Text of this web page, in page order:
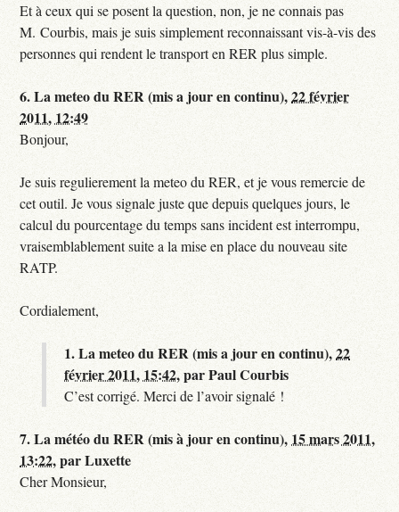
Et à ceux qui se posent la question, non, je ne connais pas
M. Courbis, mais je suis simplement reconnaissant vis-à-vis des
personnes qui rendent le transport en RER plus simple.
6.La meteo du RER (mis a jour en continu),22 février
2011, 12:49
Bonjour,
Je suis regulierement la meteo du RER, et je vous remercie de
cet outil. Je vous signale juste que depuis quelques jours, le
calcul du pourcentage du temps sans incident est interrompu,
vraisemblablement suite a la mise en place du nouveau site
RATP.
Cordialement,
1.La meteo du RER (mis a jour en continu),22
février 2011, 15:42,parPaul Courbis
C’est corrigé. Merci de l’avoir signalé !
7.La météo du RER (mis à jour en continu), 15 mars 2011,
13:22,parLuxette
Cher Monsieur,